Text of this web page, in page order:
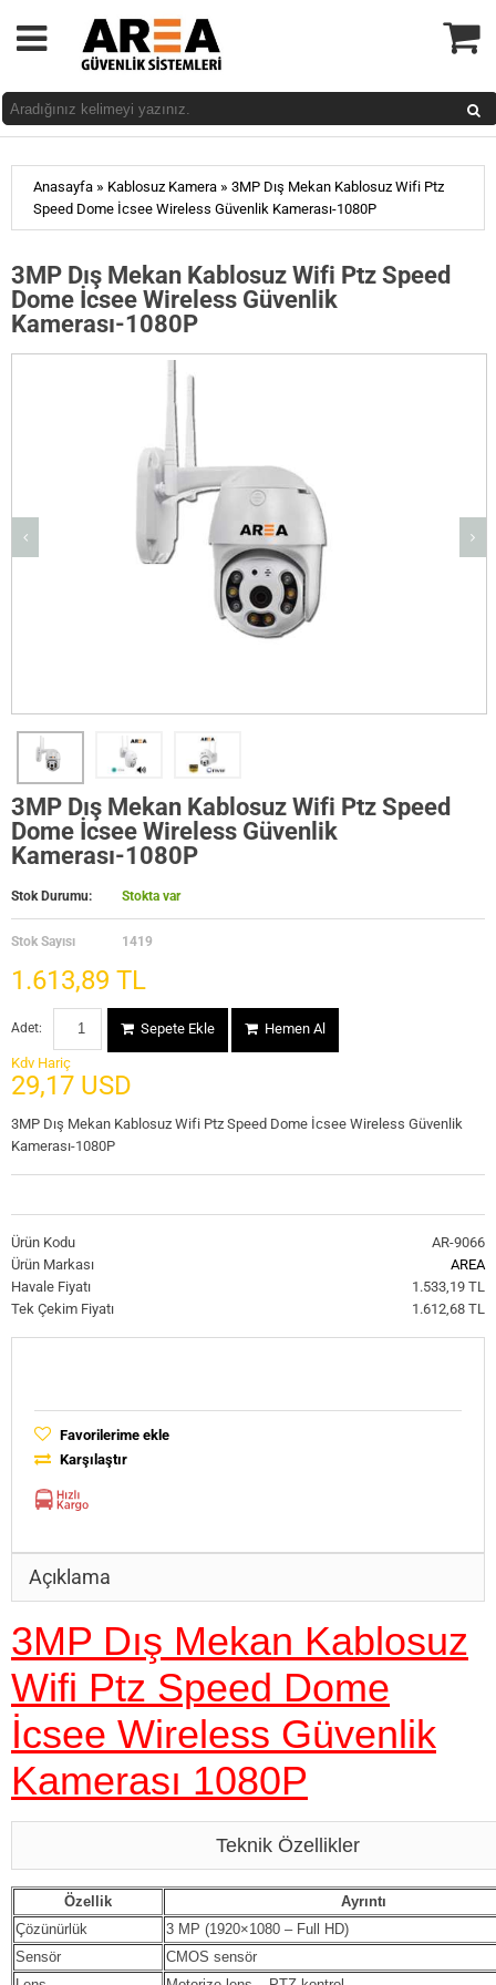
Anasayfa » Kablosuz Kamera » 3MP Dış Mekan Kablosuz Wifi Ptz
Speed Dome İcsee Wireless Güvenlik Kamerası-1080P
3MP Dış Mekan Kablosuz Wifi Ptz Speed
Dome İcsee Wireless Güvenlik
Kamerası-1080P
3MP Dış Mekan Kablosuz Wifi Ptz Speed
Dome İcsee Wireless Güvenlik
Kamerası-1080P
Stok Durumu: Stokta var
Stok Sayısı 1419
1.613,89 TL
Adet: Sepete Ekle Hemen Al
Kdv Hariç
29,17 USD
3MP Dış Mekan Kablosuz Wifi Ptz Speed Dome İcsee Wireless Güvenlik
Kamerası-1080P
Ürün Kodu
AR-9066
Ürün Markası
AREA
Havale Fiyatı
1.533,19 TL
Tek Çekim Fiyatı
1.612,68 TL
Favorilerime ekle
Karşılaştır
Açıklama
3MP Dış Mekan Kablosuz
Wifi Ptz Speed Dome
İcsee Wireless Güvenlik
Kamerası 1080P
Teknik Özellikler
Özellik
Ayrıntı
Çözünürlük
3 MP (1920×1080 – Full HD)
Sensör
CMOS sensör